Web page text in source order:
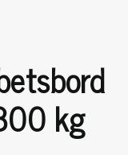
kg